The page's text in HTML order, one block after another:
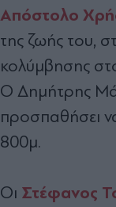
Απόστολο
της ζωής του,
κολύμβησης
Ο Δημήτρης
προσπαθήσει
800μ.
Οι Στέφανος